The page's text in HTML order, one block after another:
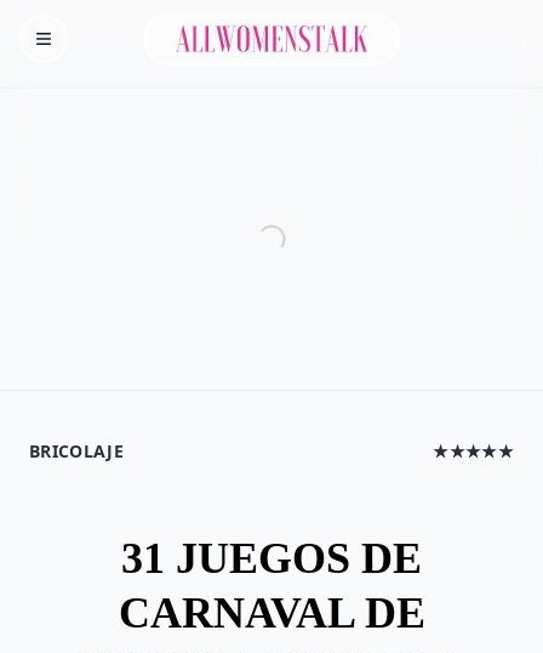
Homepage
Allwomenstalk
BRICOLAJE ★★★★★
31 JUEGOS DE
CARNAVAL DE